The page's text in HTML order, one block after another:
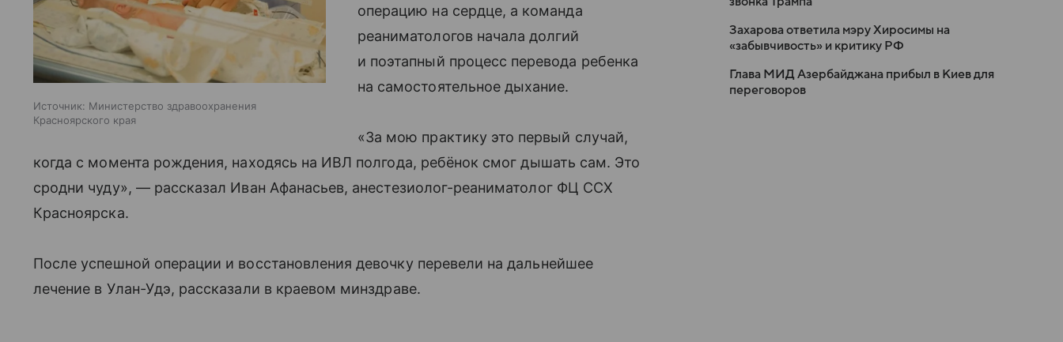
Источник: Министерство здравоохранения
Красноярского края
операцию на сердце, а команда
реаниматологов начала долгий
и поэтапный процесс перевода ребенка
на самостоятельное дыхание.
«За мою практику это первый случай,
когда с момента рождения, находясь на ИВЛ полгода, ребёнок смог дышать сам. Это
сродни чуду», — рассказал Иван Афанасьев, анестезиолог-реаниматолог ФЦ ССХ
Красноярска.
После успешной операции и восстановления девочку перевели на дальнейшее
лечение в Улан-Удэ, рассказали в краевом минздраве.
Захарова ответила мэру Хиросимы на
«забывчивость» и критику РФ
Глава МИД Азербайджана прибыл в Киев для
переговоров